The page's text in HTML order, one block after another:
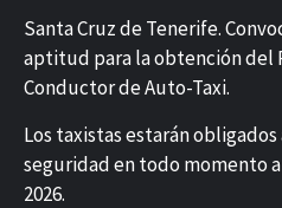
Santa Cruz de Tenerife.
aptitud para la obtención del
Conductor de Auto-Taxi.
Los taxistas estarán
seguridad en todo momento
2026.